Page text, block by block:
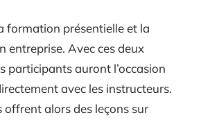
formation présentielle et la
entreprise. Avec ces deux
participants auront l’occasion
avec les instructeurs.
offrent alors des leçons sur